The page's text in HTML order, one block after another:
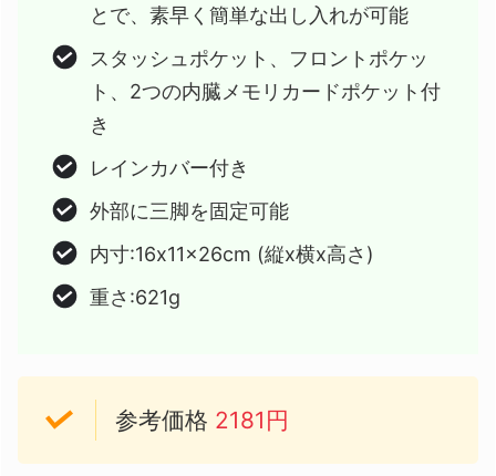
とで、素早く簡単な出し入れが可能
スタッシュポケット、フロントポケッ
ト、2つの内臓メモリカードポケット付
き
レインカバー付き
外部に三脚を固定可能
内寸:16x11x26cm (縦x横x高さ)
重さ:621g
参考価格 2181円